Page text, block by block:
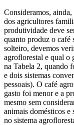
Consideramos,
dos agricultores
produtividade deve
quanto produz o café
solteiro, devemos
agroflorestal e qual o
na Tabela 2, quando
e dois sistemas
pessoais). O café
gasto foi menor e a
mesmo sem
animais domésticos
no sistema